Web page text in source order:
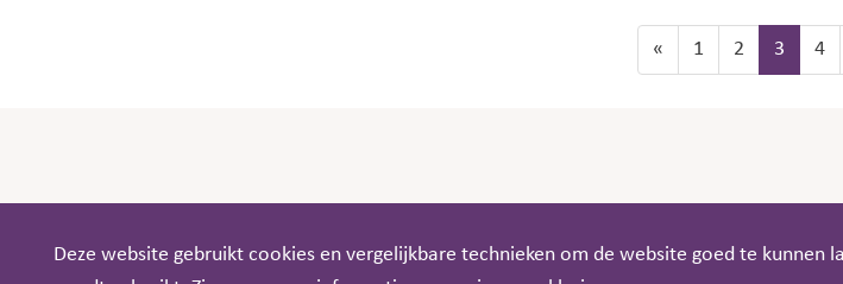
« 1 2 3 4
Deze website gebruikt cookies en vergelijkbare technieken om de website goed te kunnen